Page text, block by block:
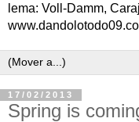
lema: Voll-Damm,
17/02/2013
Spring is